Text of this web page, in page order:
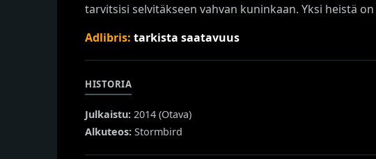
tarvitsisi selvitäkseen vahvan kuninkaan. Yksi heistä
Adlibris: tarkista saatavuus
HISTORIA
Julkaistu: 2014 (Otava)
Alkuteos: Stormbird